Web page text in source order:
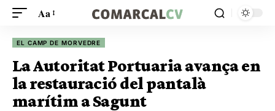
Aa
EL CAMP DE MORVEDRE
La Autoritat Portuaria avança en
la restauració del pantalà
marítim a Sagunt